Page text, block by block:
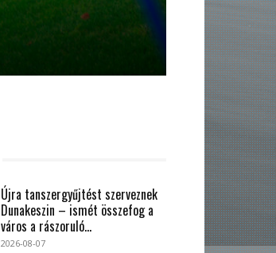
Újra tanszergyűjtést szerveznek
Dunakeszin – ismét összefog a
város a rászoruló...
2026-08-07